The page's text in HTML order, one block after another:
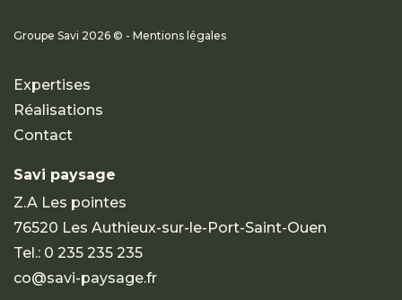
Groupe Savi 2026 © - Mentions légales
Expertises
Réalisations
Contact
Savi paysage
Z.A Les pointes
76520 Les Authieux-sur-le-Port-Saint-Ouen
Tel.: 0 235 235 235
co@savi-paysage.fr